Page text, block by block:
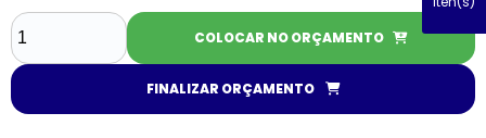
COLOCAR NO ORÇAMENTO
FINALIZAR ORÇAMENTO